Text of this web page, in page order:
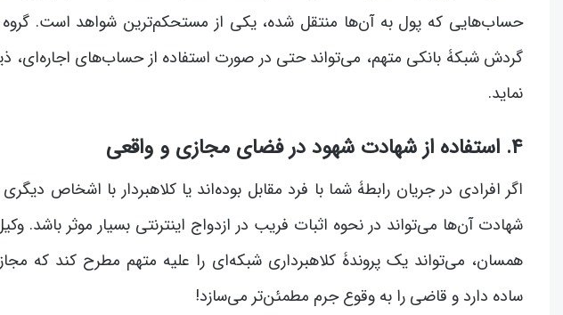
حساب‌هایی که پول به آن‌ها منتقل شده، یکی از مستحکم‌ترین شواهد است.
گردش شبکۀ بانکی متهم، می‌تواند حتی در صورت استفاده از حساب‌های اجاره‌ای،
نماید.
۴. استفاده از شهادت شهود در فضای مجازی و واقعی
اگر افرادی در جریان رابطۀ شما با فرد مقابل بوده‌اند یا کلاهبردار با اشخاص
شهادت آن‌ها می‌تواند در نحوه اثبات فریب در ازدواج اینترنتی بسیار موثر باشد.
همسان، می‌تواند یک پروندۀ کلاهبرداری شبکه‌ای را علیه متهم مطرح کند که
ساده دارد و قاضی را به وقوع جرم مطمئن‌تر می‌سازد!